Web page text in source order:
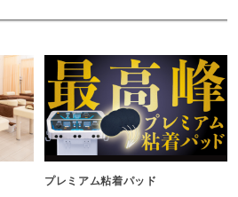
プレミアム粘着パッド